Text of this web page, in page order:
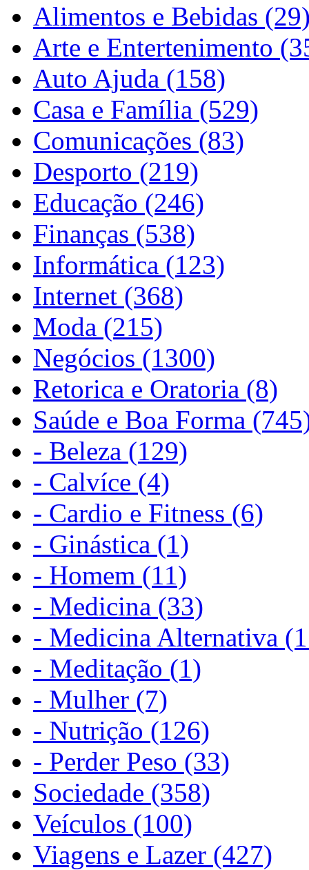
Alimentos e Bebidas
Arte e Entertenimento
Auto Ajuda (158)
Casa e Família (529)
Comunicações (83)
Desporto (219)
Educação (246)
Finanças (538)
Informática (123)
Internet (368)
Moda (215)
Negócios (1300)
Retorica e Oratoria (8)
Saúde e Boa Forma
- Beleza (129)
- Calvíce (4)
- Cardio e Fitness (6)
- Ginástica (1)
- Homem (11)
- Medicina (33)
- Medicina Alternativa
- Meditação (1)
- Mulher (7)
- Nutrição (126)
- Perder Peso (33)
Sociedade (358)
Veículos (100)
Viagens e Lazer (427)